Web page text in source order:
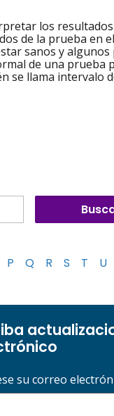
los
de la prueba en
sanos y
de una prueba
se llama intervalo
P Q R S T U
su correo